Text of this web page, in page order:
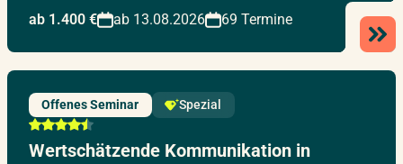
ab 1.400 € ab 13.08.2026 69 Termine
Offenes Seminar Spezial
Wertschätzende Kommunikation in